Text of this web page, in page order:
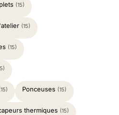
(15)
(15)
(15)
Ponceuses (15)
thermiques (15)